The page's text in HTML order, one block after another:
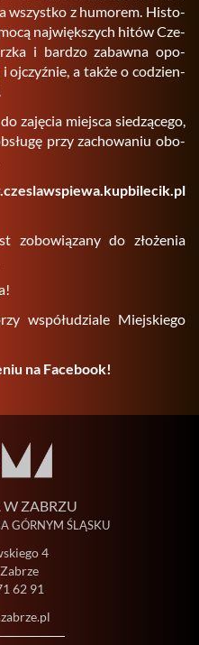
wszyst­ko z hu­mo­rem. Hi­sto­
naj­więk­szych hitów Cze­
i bar­dzo za­baw­na opo­
oj­czyź­nie, a także o co­dzien­
za­ję­cia miej­sca sie­dzą­ce­go,
przy za­cho­wa­niu obo­
zo­bo­wią­za­ny do zło­że­nia
współ­udzia­le Miej­skie­go
na Fa­ce­bo­ok!
ZABRZU
GÓRNYM ŚLĄSKU
4
62 91